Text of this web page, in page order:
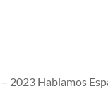
2023 Hablamos